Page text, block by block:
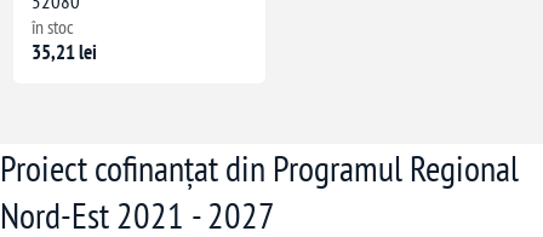
în stoc
35,21 lei
Proiect cofinanțat din Programul Regional
Nord-Est 2021 - 2027